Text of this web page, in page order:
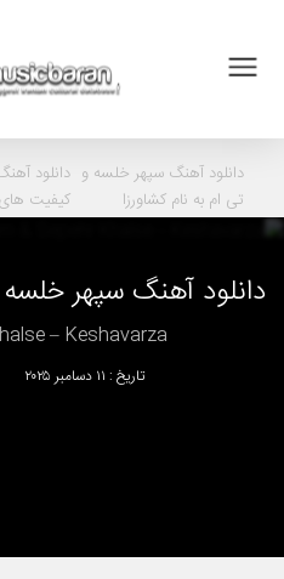
دانلود آهنگ سپهر خلسه و
تی ام به نام کشاورزا
دانلود
کیفیت
دانلود آهنگ سپهر خلسه
– Keshavarza
تاریخ : ۱۱ دسامبر ۲۰۲۵